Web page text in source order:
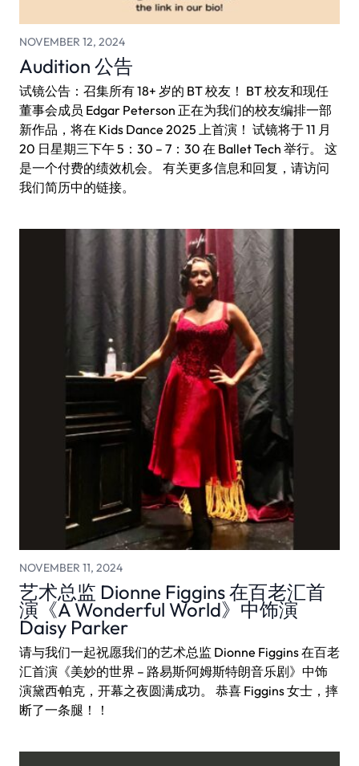
NOVEMBER 12, 2024
Audition 公告
试镜公告：召集所有 18+ 岁的 BT 校友！ BT 校友和现任
董事会成员 Edgar Peterson 正在为我们的校友编排一部
新作品，将在 Kids Dance 2025 上首演！ 试镜将于 11 月
20 日星期三下午 5：30 – 7：30 在 Ballet Tech 举行。 这
是一个付费的绩效机会。 有关更多信息和回复，请访问
我们简历中的链接。
NOVEMBER 11, 2024
艺术总监 Dionne Figgins 在百老汇首
演《A Wonderful World》中饰演
Daisy Parker
请与我们一起祝愿我们的艺术总监 Dionne Figgins 在百老
汇首演《美妙的世界 – 路易斯·阿姆斯特朗音乐剧》中饰
演黛西·帕克，开幕之夜圆满成功。 恭喜 Figgins 女士，摔
断了一条腿！！